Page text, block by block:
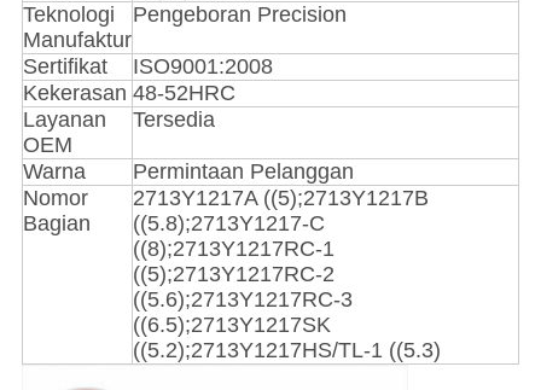
Teknologi
Manufaktur
Pengeboran Precision
Sertifikat
ISO9001:2008
Kekerasan 48-52HRC
Layanan
OEM
Tersedia
Warna
Permintaan Pelanggan
Nomor
Bagian
2713Y1217A ((5);2713Y1217B
((5.8);2713Y1217-C
((8);2713Y1217RC-1
((5);2713Y1217RC-2
((5.6);2713Y1217RC-3
((6.5);2713Y1217SK
((5.2);2713Y1217HS/TL-1 ((5.3)